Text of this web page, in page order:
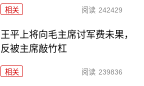
相关 阅读 242429
王平上将向毛主席讨军费未果，
反被主席敲竹杠
相关 阅读 239836